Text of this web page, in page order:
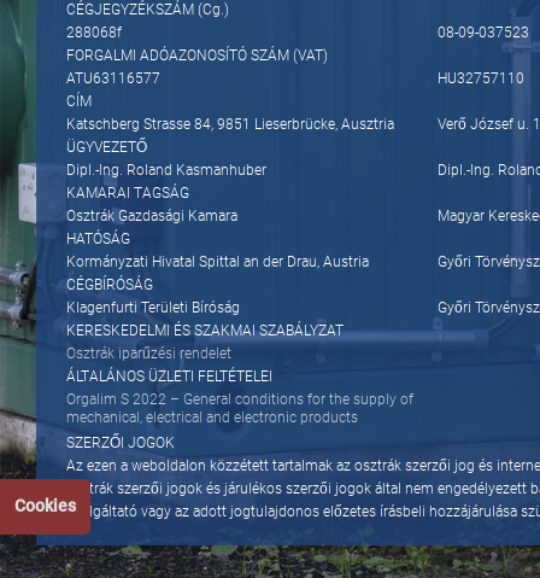
Cookies
CÉGJEGYZÉKSZÁM (Cg.)
288068f
08-09-037523
FORGALMI ADÓAZONOSÍTÓ SZÁM (VAT)
ATU63116577
HU32757110
CÍM
Katschberg Strasse 84, 9851 Lieserbrücke, Ausztria
Verő József u.
ÜGYVEZETŐ
Dipl.-Ing. Roland Kasmanhuber
Dipl.-Ing.
KAMARAI TAGSÁG
Osztrák Gazdasági Kamara
Magyar
HATÓSÁG
Kormányzati Hivatal Spittal an der Drau, Austria
Győri
CÉGBÍRÓSÁG
Klagenfurti Területi Bíróság
Győri
KERESKEDELMI ÉS SZAKMAI SZABÁLYZAT
Osztrák iparűzési rendelet
ÁLTALÁNOS ÜZLETI FELTÉTELEI
Orgalim S 2022 – General conditions for the supply of
mechanical, electrical and electronic products
SZERZŐI JOGOK
Az ezen a weboldalon közzétett tartalmak az osztrák szerzői jog és
osztrák szerzői jogok és járulékos szerzői jogok által nem engedélyezett
szolgáltató vagy az adott jogtulajdonos előzetes írásbeli hozzájárulása